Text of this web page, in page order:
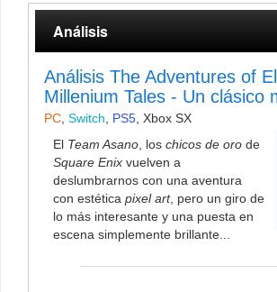
Análisis
Análisis The Adventures of
Millenium Tales - Un clásico
PC Switch PS5 Xbox SX
El Team Asano , los chicos de oro de
Square Enix vuelven a
deslumbrarnos con una aventura
con estética pixel art, pero un giro de
lo más interesante y una puesta en
escena simplemente brillante...